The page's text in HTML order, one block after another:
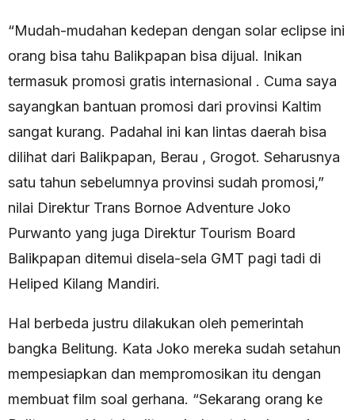
“Mudah-mudahan kedepan dengan solar eclipse ini
orang bisa tahu Balikpapan bisa dijual. Inikan
termasuk promosi gratis internasional . Cuma saya
sayangkan bantuan promosi dari provinsi Kaltim
sangat kurang. Padahal ini kan lintas daerah bisa
dilihat dari Balikpapan, Berau , Grogot. Seharusnya
satu tahun sebelumnya provinsi sudah promosi,”
nilai Direktur Trans Bornoe Adventure Joko
Purwanto yang juga Direktur Tourism Board
Balikpapan ditemui disela-sela GMT pagi tadi di
Heliped Kilang Mandiri.
Hal berbeda justru dilakukan oleh pemerintah
bangka Belitung. Kata Joko mereka sudah setahun
mempesiapkan dan mempromosikan itu dengan
membuat film soal gerhana. “Sekarang orang ke